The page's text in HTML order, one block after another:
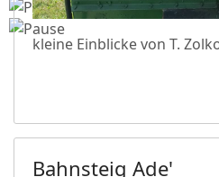
kleine Einblicke von T.
Bahnsteig Ade'